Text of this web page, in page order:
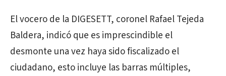
El vocero de la DIGESETT, coronel Rafael Tejeda
Baldera, indicó que es imprescindible el
desmonte una vez haya sido fiscalizado el
ciudadano, esto incluye las barras múltiples,